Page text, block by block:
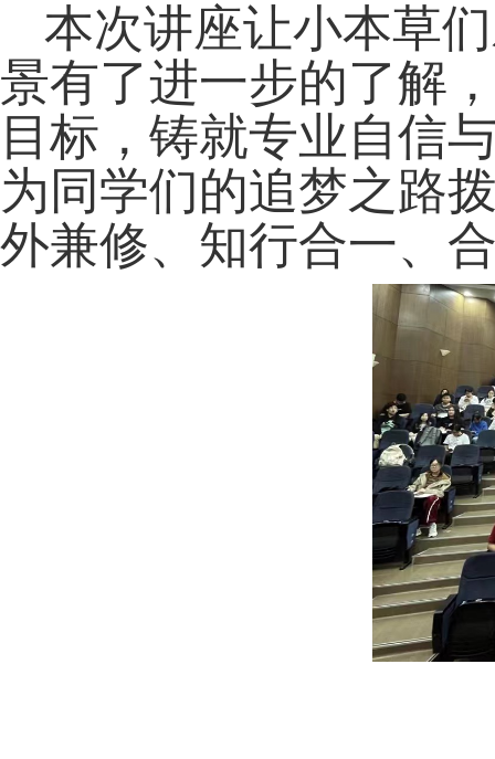
本次讲座让小本草
景有了进一步的了解
目标，铸就专业自信
为同学们的追梦之路
外兼修、知行合一、